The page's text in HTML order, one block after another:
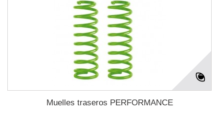
Muelles traseros PERFORMANCE